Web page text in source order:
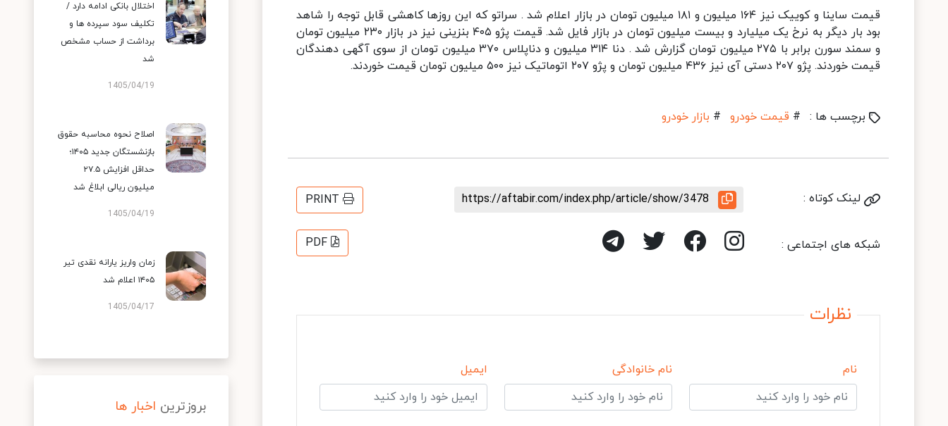
قیمت ساینا و کوییک نیز ۱۶۴ میلیون و ۱۸۱ میلیون تومان در بازار اعلام شد . سراتو که این روزها کاهشی قابل توجه را شاهد
بود بار دیگر به نرخ یک میلیارد و بیست میلیون تومان در بازار فایل شد. قیمت پژو ۴۰۵ بنزینی نیز در بازار ۲۳۰ میلیون تومان
و سمند سورن برابر با ۲۷۵ میلیون تومان گزارش شد . دنا ۳۱۴ میلیون و دناپلاس ۳۷۰ میلیون تومان از سوی آگهی دهندگان
قیمت خوردند. پژو ۲۰۷ دستی آی نیز ۴۳۶ میلیون تومان و پژو ۲۰۷ اتوماتیک نیز ۵۰۰ میلیون تومان قیمت خوردند.
برچسب ها : # قیمت خودرو # بازار خودرو
لینک کوتاه : https://aftabir.com/index.php/article/show/3478
PRINT
شبکه های اجتماعی : PDF
نظرات
نام نام خانوادگی ایمیل
اختلال بانکی ادامه دارد /
تکلیف سود سپرده ها و
برداشت از حساب مشخص
شد
1405/04/19
اصلاح نحوه محاسبه حقوق
بازنشستگان جدید ۱۴۰۵؛
حداقل افزایش ۲۷.۵
میلیون ریالی ابلاغ شد
1405/04/19
زمان واریز یارانه نقدی تیر
۱۴۰۵ اعلام شد
1405/04/17
بروزترین اخبار ها